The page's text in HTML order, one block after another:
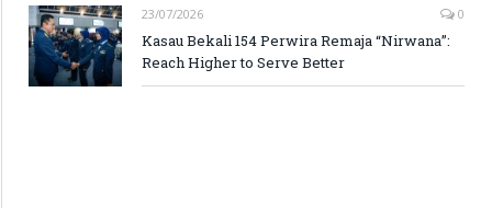
23/07/2026 0
Kasau Bekali 154 Perwira Remaja “Nirwana”:
Reach Higher to Serve Better